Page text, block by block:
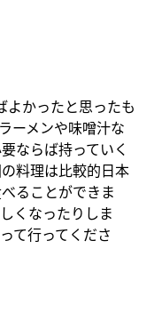
よかったと思ったも
ーメンや味噌汁な
ならば持っていく
料理は比較的日本
ることができま
くなったりしま
て行ってくださ